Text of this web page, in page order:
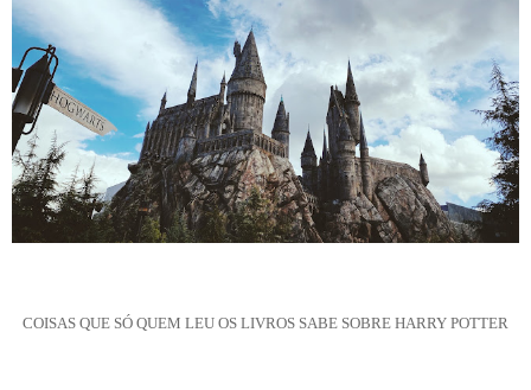
COISAS QUE SÓ QUEM LEU OS LIVROS SABE SOBRE HARRY POTTER